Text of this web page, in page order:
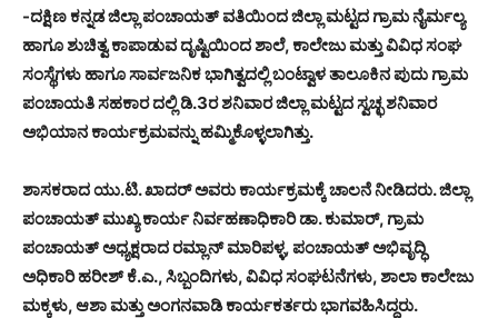
-ದಕ್ಷಿಣ ಕನ್ನಡ ಜಿಲ್ಲಾ ಪಂಚಾಯತ್ ವತಿಯಿಂದ ಜಿಲ್ಲಾ ಮಟ್ಟದ ಗ್ರಾಮ ನೈರ್ಮಲ್ಯ
ಹಾಗೂ ಶುಚಿತ್ವ ಕಾಪಾಡುವ ದೃಷ್ಟಿಯಿಂದ ಶಾಲೆ, ಕಾಲೇಜು ಮತ್ತು ವಿವಿಧ ಸಂಘ
ಸಂಸ್ಥೆಗಳು ಹಾಗೂ ಸಾರ್ವಜನಿಕ ಭಾಗಿತ್ವದಲ್ಲಿ ಬಂಟ್ವಾಳ ತಾಲೂಕಿನ ಪುದು ಗ್ರಾಮ
ಪಂಚಾಯತಿ ಸಹಕಾರ ದಲ್ಲಿ ಡಿ.3ರ ಶನಿವಾರ ಜಿಲ್ಲಾ ಮಟ್ಟದ ಸ್ವಚ್ಛ ಶನಿವಾರ
ಅಭಿಯಾನ ಕಾರ್ಯಕ್ರಮವನ್ನು ಹಮ್ಮಿಕೊಳ್ಳಲಾಗಿತ್ತು.
ಶಾಸಕರಾದ ಯು.ಟಿ. ಖಾದರ್ ಅವರು ಕಾರ್ಯಕ್ರಮಕ್ಕೆ ಚಾಲನೆ ನೀಡಿದರು. ಜಿಲ್ಲಾ
ಪಂಚಾಯತ್ ಮುಖ್ಯ ಕಾರ್ಯ ನಿರ್ವಹಣಾಧಿಕಾರಿ ಡಾ. ಕುಮಾರ್, ಗ್ರಾಮ
ಪಂಚಾಯತ್ ಅಧ್ಯಕ್ಷರಾದ ರಮ್ಲಾನ್ ಮಾರಿಪಳ್ಳ, ಪಂಚಾಯತ್ ಅಭಿವೃದ್ಧಿ
ಅಧಿಕಾರಿ ಹರೀಶ್ ಕೆ.ಎ., ಸಿಬ್ಬಂದಿಗಳು, ವಿವಿಧ ಸಂಘಟನೆಗಳು, ಶಾಲಾ ಕಾಲೇಜು
ಮಕ್ಕಳು, ಆಶಾ ಮತ್ತು ಅಂಗನವಾಡಿ ಕಾರ್ಯಕರ್ತರು ಭಾಗವಹಿಸಿದ್ದರು.